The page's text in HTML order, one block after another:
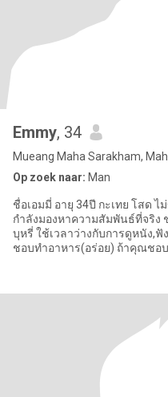
Emmy, 34
Mueang Maha Sarakham,
Op zoek naar: Man
ชื่อเอมมี่ อายุ 34ปี กะเทย โสด ไม่ขี้เกียจ เป็นคนจริงใจ ซื่อสัตย์ ไม่โกหก
กำลังมองหาความสัมพันธ์ที่จริง
บุหรี่ ใช้เวลาว่างกับการดูหนัง,ฟั
ชอบทำอาหาร(อร่อย) ถ้าคุณชอ